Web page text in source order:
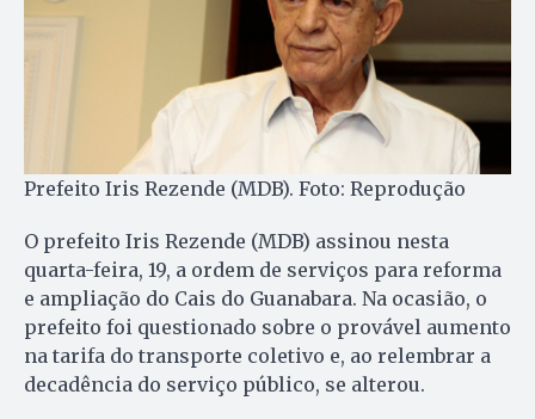
Prefeito Iris Rezende (MDB). Foto: Reprodução
O prefeito Iris Rezende (MDB) assinou nesta
quarta-feira, 19, a ordem de serviços para reforma
e ampliação do Cais do Guanabara. Na ocasião, o
prefeito foi questionado sobre o provável aumento
na tarifa do transporte coletivo e, ao relembrar a
decadência do serviço público, se alterou.